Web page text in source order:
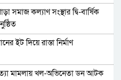
সমাজ কল্যাণ সংস্থার দ্বি-বার্ষিক
ইট দিয়ে রাস্তা নির্মাণ
মামলায় খল-অভিনেতা ডন আটক